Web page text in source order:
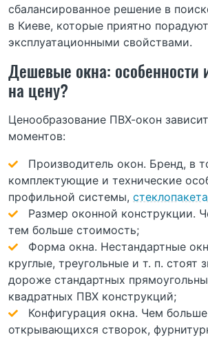
сбалансированное решение в
в Киеве, которые приятно
эксплуатационными свойствами.
Дешевые окна: особенности
на цену?
Ценообразование ПВХ-окон
моментов:
Производитель окон. Бренд, в
комплектующие и технические
профильной системы, стеклопакета
Размер оконной конструкции.
тем больше стоимость;
Форма окна. Нестандартные
круглые, треугольные и т. п. стоят
дороже стандартных
квадратных ПВХ конструкций;
Конфигурация окна. Чем больше
открывающихся створок,